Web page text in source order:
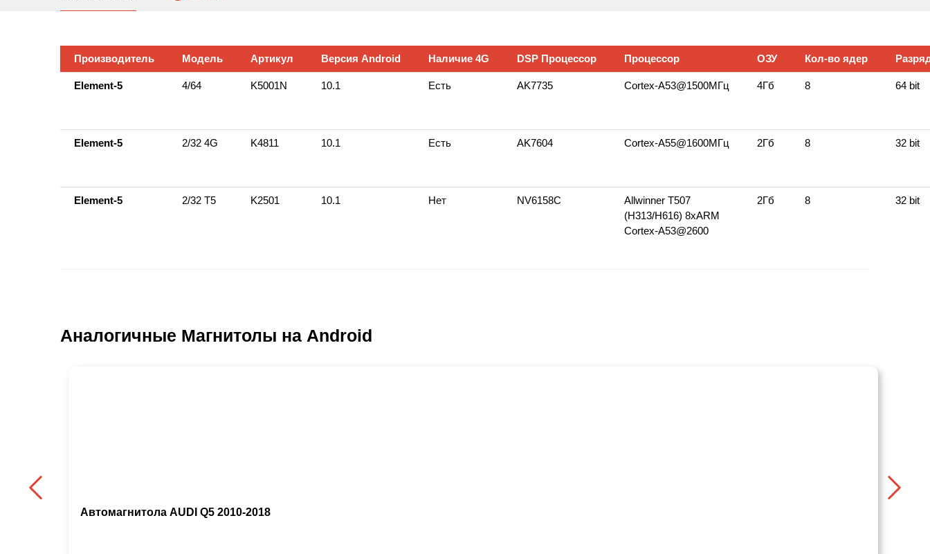
Производитель Модель Артикул Версия Android Наличие 4G DSP Процессор Процессор ОЗУ Кол‑во ядер
Element-5 4/64 K5001N 10.1 Есть AK7735 Сortex‑A53@1500МГц 4Гб 8 64 bit
Element-5 2/32 4G K4811 10.1 Есть AK7604 Cortex‑A55@1600МГц 2Гб 8 32 bit
Element-5 2/32 Т5 K2501 10.1 Нет NV6158С
Allwinner T507
(H313/H616) 8xARM
Cortex‑A53@2600
2Гб 8 32 bit
Аналогичные Магнитолы на Android
Автомагнитола AUDI Q5 2010-2018